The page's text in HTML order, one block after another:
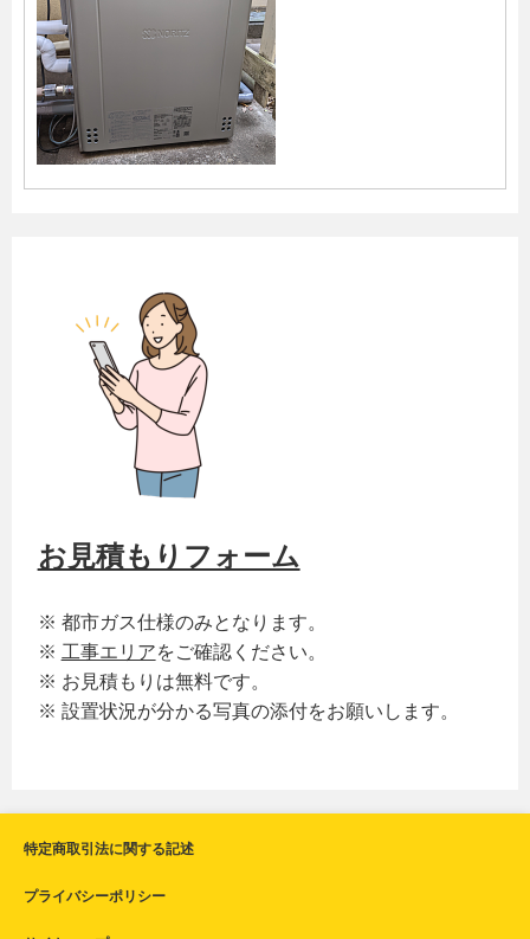
お見積もりフォーム
※ 都市ガス仕様のみとなります。
※ 工事エリアをご確認ください。
※ お見積もりは無料です。
※ 設置状況が分かる写真の添付をお願いします。
特定商取引法に関する記述
プライバシーポリシー